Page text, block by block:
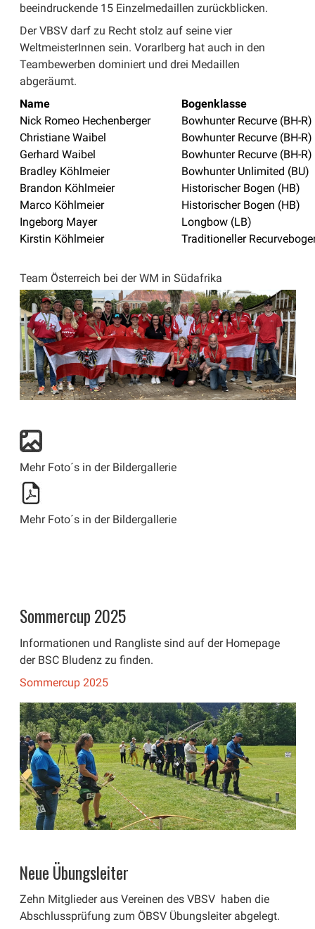
beeindruckende 15 Einzelmedaillen zurückblicken.
Der VBSV darf zu Recht stolz auf seine vier
WeltmeisterInnen sein. Vorarlberg hat auch in den
Teambewerben dominiert und drei Medaillen
abgeräumt.
Name
Bogenklasse
Nick Romeo Hechenberger
Bowhunter Recurve (BH-R)
Christiane Waibel
Bowhunter Recurve (BH-R)
Gerhard Waibel
Bowhunter Recurve (BH-R)
Bradley Köhlmeier
Bowhunter Unlimited (BU)
Brandon Köhlmeier
Historischer Bogen (HB)
Marco Köhlmeier
Historischer Bogen (HB)
Ingeborg Mayer
Longbow (LB)
Kirstin Köhlmeier
Traditioneller
Team Österreich bei der WM in Südafrika
​Mehr Foto´s in der Bildergallerie
​Mehr Foto´s in der Bildergallerie
Sommercup 2025
Informationen und Rangliste sind auf der Homepage
der BSC Bludenz zu finden.
Sommercup 2025
Neue Übungsleiter
Zehn Mitglieder aus Vereinen des VBSV haben die
Abschlussprüfung zum ÖBSV Übungsleiter abgelegt.